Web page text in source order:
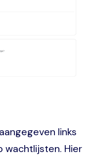
links
wachtlijsten. Hier